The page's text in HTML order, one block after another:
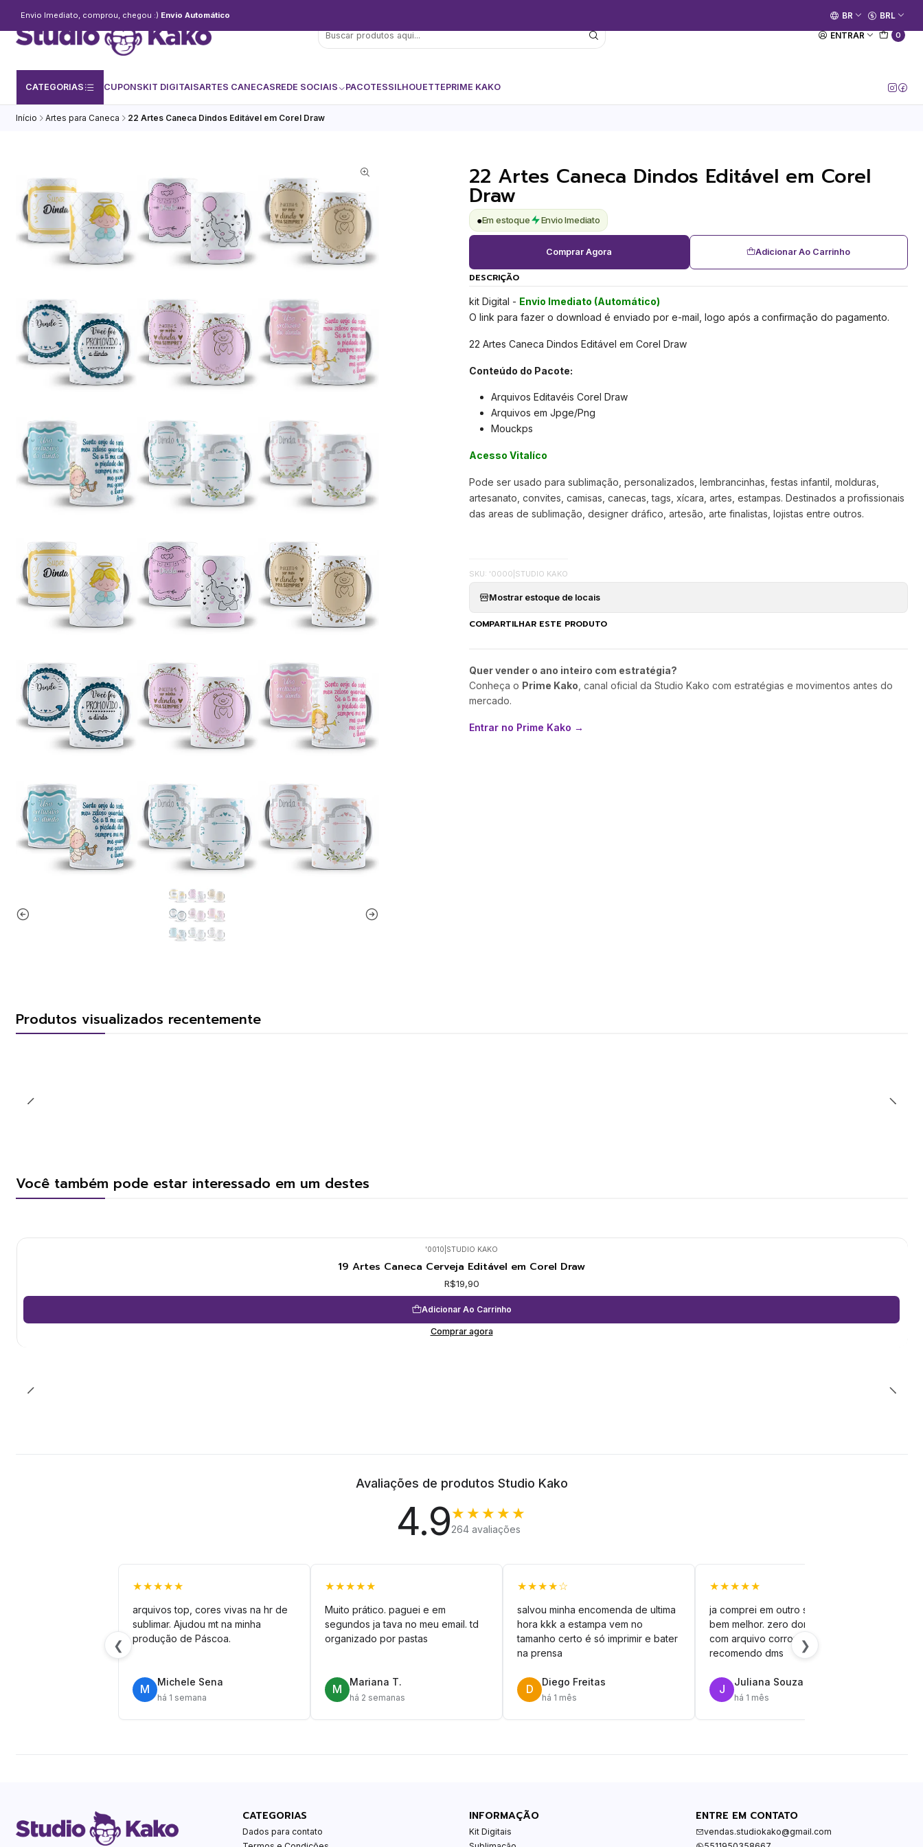
ENTRAR 0
CATEGORIAS CUPONSKIT DIGITAISARTES CANECASREDE SOCIAIS PACOTESSILHOUETTEPRIME KAKO
Envio Imediato, comprou, chegou :) Envio Automático [Entrar no Canal]
BR BRL
Início Artes para Caneca 22 Artes Caneca Dindos Editável em Corel Draw
22 Artes Caneca Dindos Editável em Corel
Draw
●Em estoque Envio Imediato
Adicionar Ao Carrinho
Comprar Agora
DESCRIÇÃO
kit Digital - Envio Imediato (Automático)
O link para fazer o download é enviado por e-mail, logo após a confirmação do pagamento.
22 Artes Caneca Dindos Editável em Corel Draw
Conteúdo do Pacote:
Arquivos Editavéis Corel Draw
Arquivos em Jpge/Png
Mouckps
Acesso Vitalíco
Pode ser usado para sublimação, personalizados, lembrancinhas, festas infantil, molduras,
artesanato, convites, camisas, canecas, tags, xícara, artes, estampas. Destinados a profissionais
das areas de sublimação, designer dráfico, artesão, arte finalistas, lojistas entre outros.
SKU: '0000 STUDIO KAKO
Mostrar estoque de locais
COMPARTILHAR ESTE PRODUTO
Quer vender o ano inteiro com estratégia?
Conheça o Prime Kako , canal oficial da Studio Kako com estratégias e movimentos antes do
mercado.
Entrar no Prime Kako →
Produtos visualizados recentemente
Você também pode estar interessado em um destes
'0010 STUDIO KAKO
19 Artes Caneca Cerveja Editável em Corel Draw
R$19,90
Adicionar Ao Carrinho
Comprar agora
Avaliações de produtos Studio Kako
4.9★★★★★
264 avaliações
❮
★★★★★
arquivos top, cores vivas na hr de
sublimar. Ajudou mt na minha
produção de Páscoa.
M
Michele Sena
há 1 semana
★★★★★
Muito prático. paguei e em
segundos ja tava no meu email. td
organizado por pastas
M
Mariana T.
há 2 semanas
★★★★☆
salvou minha encomenda de ultima
hora kkk a estampa vem no
tamanho certo é só imprimir e bater
na prensa
D
Diego Freitas
há 1 mês
★★★★★
ja comprei em outro site mas esse é
bem melhor. zero dor de cabeça
com arquivo corrompido.
recomendo dms
J
Juliana Souza
há 1 mês
❯
CATEGORIAS
Dados para contato
INFORMAÇÃO
Kit Digitais
ENTRE EM CONTATO
vendas.studiokako@gmail.com